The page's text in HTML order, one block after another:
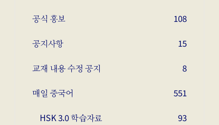
공식 홍보 108
공지사항 15
교재 내용 수정 공지 8
매일 중국어 551
HSK 3.0 학습자료 93